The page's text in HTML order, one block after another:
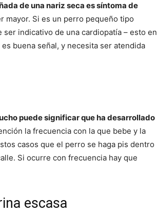
de una nariz seca es síntoma de
mayor. Si es un perro pequeño tipo
indicativo de una cardiopatía – esto en
buena señal, y necesita ser atendida
puede significar que ha desarrollado
la frecuencia con la que bebe y la
casos que el perro se haga pis dentro
Si ocurre con frecuencia hay que
escasa